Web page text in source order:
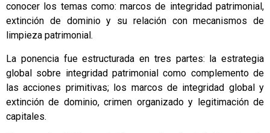
conocer los temas como: marcos de integridad patrimonial,
extinción de dominio y su relación con mecanismos de
limpieza patrimonial.
La ponencia fue estructurada en tres partes: la estrategia
global sobre integridad patrimonial como complemento de
las acciones primitivas; los marcos de integridad global y
extinción de dominio, crimen organizado y legitimación de
capitales.